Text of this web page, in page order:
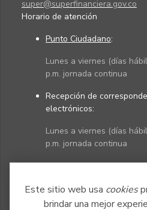
Este sitio web usa cookies
brindar una mejor
super@superfinanciera.gov.co
Horario de atención
Punto Ciudadano:
Lunes a viernes (días
p.m. jornada continua
Recepción de
electrónicos:
Lunes a viernes (días
p.m. jornada continua